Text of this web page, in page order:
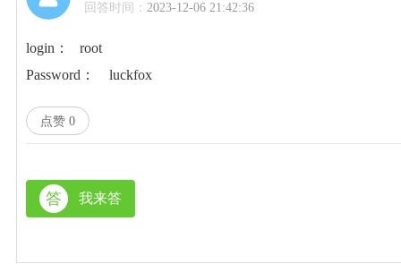
回答时间：2023-12-06 21:42:36
login： root
Password： luckfox
点赞 0
答 我来答